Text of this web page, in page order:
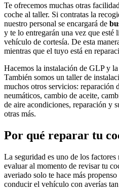
Te ofrecemos muchas otras
coche al taller. Si contratas la
nuestro personal se encargará de
y te lo entregarán una vez que esté
vehículo de cortesía. De esta
mientras que el tuyo está en
Hacemos la instalación de GLP y
También somos un taller de
muchos otros servicios: reparación
neumáticos, cambio de aceite,
de aire acondiciones, reparación y
otras más.
Por qué reparar tu
La seguridad es uno de los factores
evaluar al momento de revisar tu
averiado solo te hace más
conducir el vehículo con averías